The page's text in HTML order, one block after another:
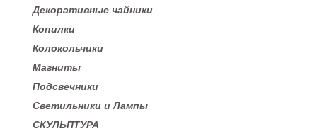
Декоративные чайники
Копилки
Колокольчики
Магниты
Подсвечники
Светильники и Лампы
СКУЛЬПТУРА